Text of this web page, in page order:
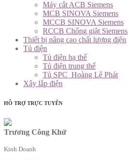
Máy cắt ACB Siemens
MCB SINOVA Siemens
MCCB SINOVA Siemens
RCCB Chống giật Siemens
Thiết bị nâng cao chất lượng điện
Tủ điện
Tủ điện hạ thế
Tủ điện trung thế
Tủ SPC_Hoàng Lê Phát
Xây lắp điện
HỖ TRỢ TRỰC TUYẾN
Trương Công Khứ
Kinh Doanh